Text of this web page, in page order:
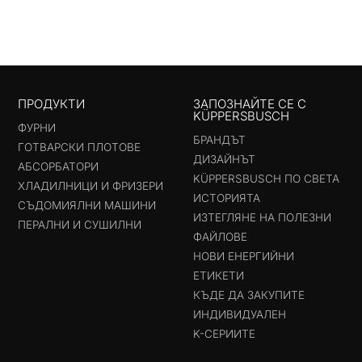
ПРОДУКТИ
ФУРНИ
ГОТВАРСКИ ПЛОТОВЕ
АБСОРБАТОРИ
ХЛАДИЛНИЦИ И ФРИЗЕРИ
СЪДОМИЯЛНИ МАШИНИ
ПЕРАЛНИ И СУШИЛНИ
ЗАПОЗНАЙТЕ СЕ С
KÜPPERSBUSCH
БРАНДЪТ
ДИЗАЙНЪТ
KÜPPERSBUSCH ПО СВЕТА
ИСТОРИЯТА
ИЗТЕГЛЯНЕ НА ПОЛЕЗНИ
ФАЙЛОВЕ
НОВИ ЕНЕРГИЙНИ
ЕТИКЕТИ
КЪДЕ ДА ЗАКУПИТЕ
ИНДИВИДУАЛЕН
K-СЕРИИТЕ